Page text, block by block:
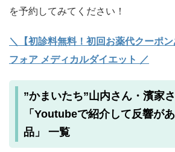
を予約してみてください！
＼【初診料無料！初回お薬代クーポ
フォア メディカルダイエット ／
”かまいたち”山内さん・濱家
「Youtubeで紹介して反響が
品」 一覧